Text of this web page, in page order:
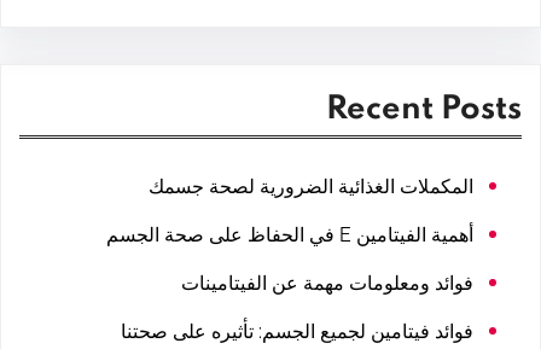
Recent Posts
المكملات الغذائية الضرورية لصحة جسمك
أهمية الفيتامين E في الحفاظ على صحة الجسم
فوائد ومعلومات مهمة عن الفيتامينات
فوائد فيتامين لجميع الجسم: تأثيره على صحتنا